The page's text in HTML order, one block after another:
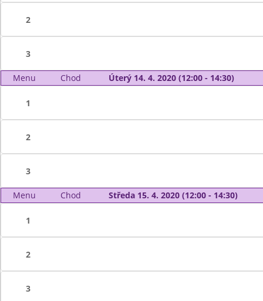
2
3
Menu Chod Úterý 14. 4. 2020 (12:00 - 14:30)
1
2
3
Menu Chod Středa 15. 4. 2020 (12:00 - 14:30)
1
2
3